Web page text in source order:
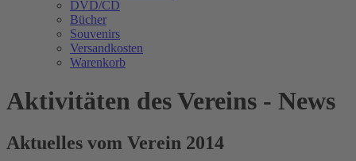
DVD/CD
Bücher
Souvenirs
Versandkosten
Warenkorb
Aktivitäten des Vereins - News
Aktuelles vom Verein 2014